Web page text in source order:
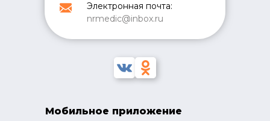
Электронная почта:
nrmedic@inbox.ru
Мобильное приложение